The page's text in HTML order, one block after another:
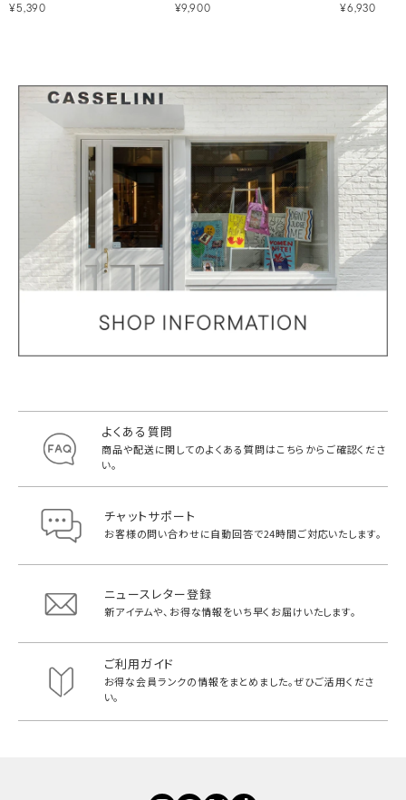
¥5,390 ¥9,900 ¥6,930
よくある質問
商品や配送に関してのよくある質問はこちらからご確認くださ
い。
チャットサポート
お客様の問い合わせに自動回答で24時間ご対応いたします。
ニュースレター登録
新アイテムや、お得な情報をいち早く お届けいたします。
ご利用ガイド
お得な会員ランクの情報をまとめました。ぜひご活用くださ
い。